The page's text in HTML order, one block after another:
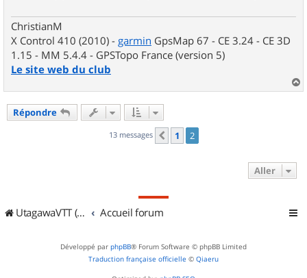
ChristianM
X Control 410 (2010) - garmin GpsMap 67 - CE 3.24 - CE 3D
1.15 - MM 5.4.4 - GPSTopo France (version 5)
Le site web du club
a
Répondre
13 messages Précédent
1 2
Aller
UtagawaVTT (Randos VTT et VTTAE avec traces GPS) Accueil forum
Développé par phpBB® Forum Software © phpBB Limited
Traduction française officielle © Qiaeru